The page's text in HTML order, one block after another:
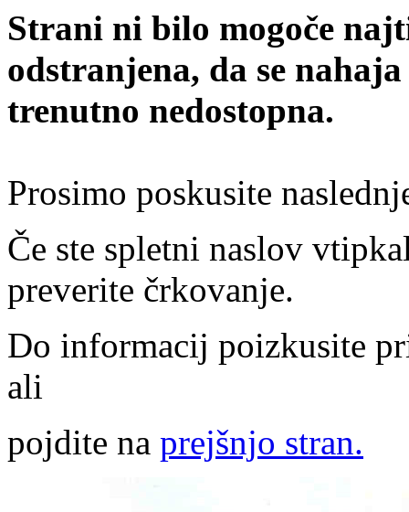
Strani ni bilo mogoče
odstranjena, da se
trenutno nedostopna.
Prosimo poskusite
Če ste spletni naslov
preverite črkovanje.
Do informacij poizkusite
ali
pojdite na prejšnjo stran.